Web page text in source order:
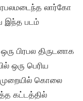
லார்கோ
இந்த படம்
பிரபல திருடனாக
ஒரு பெரிய
முறையில் கொலை
கட்டத்தில்